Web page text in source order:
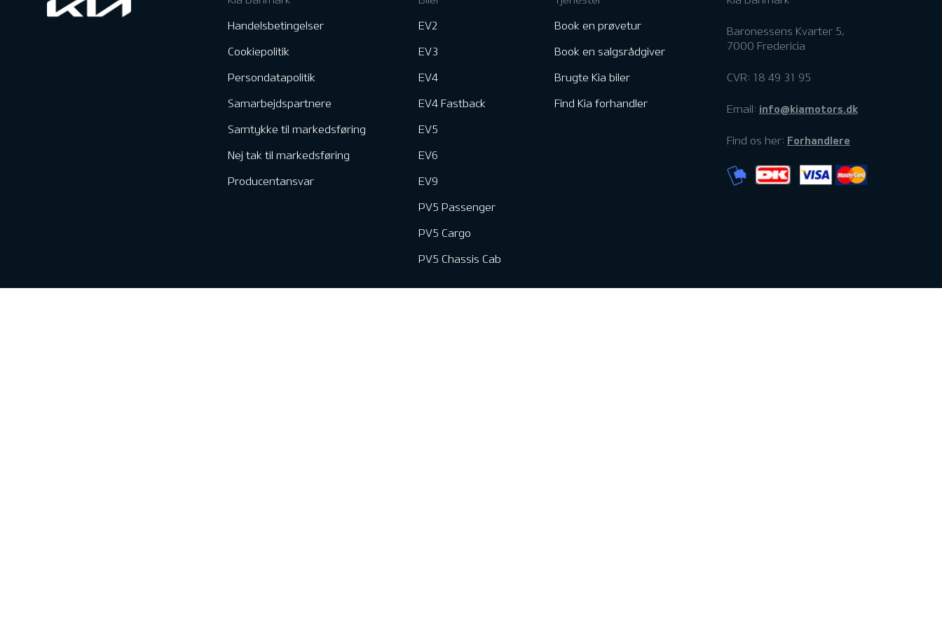
Handelsbetingelser
Cookiepolitik
Persondatapolitik
Samarbejdspartnere
Samtykke til markedsføring
Nej tak til markedsføring
Producentansvar
EV2
EV3
EV4
EV4 Fastback
EV5
EV6
EV9
PV5 Passenger
PV5 Cargo
PV5 Chassis Cab
Book en prøvetur
Book en salgsrådgiver
Brugte Kia biler
Find Kia forhandler
Baronessens Kvarter 5,
7000 Fredericia
CVR: 18 49 31 95
Email: info@kiamotors.dk
Find os her: Forhandlere